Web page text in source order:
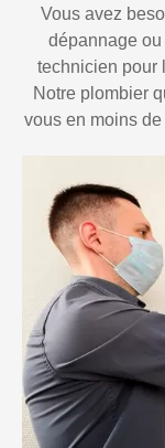
Vous avez
dépannage
technicien pour
Notre plombier
vous en moins